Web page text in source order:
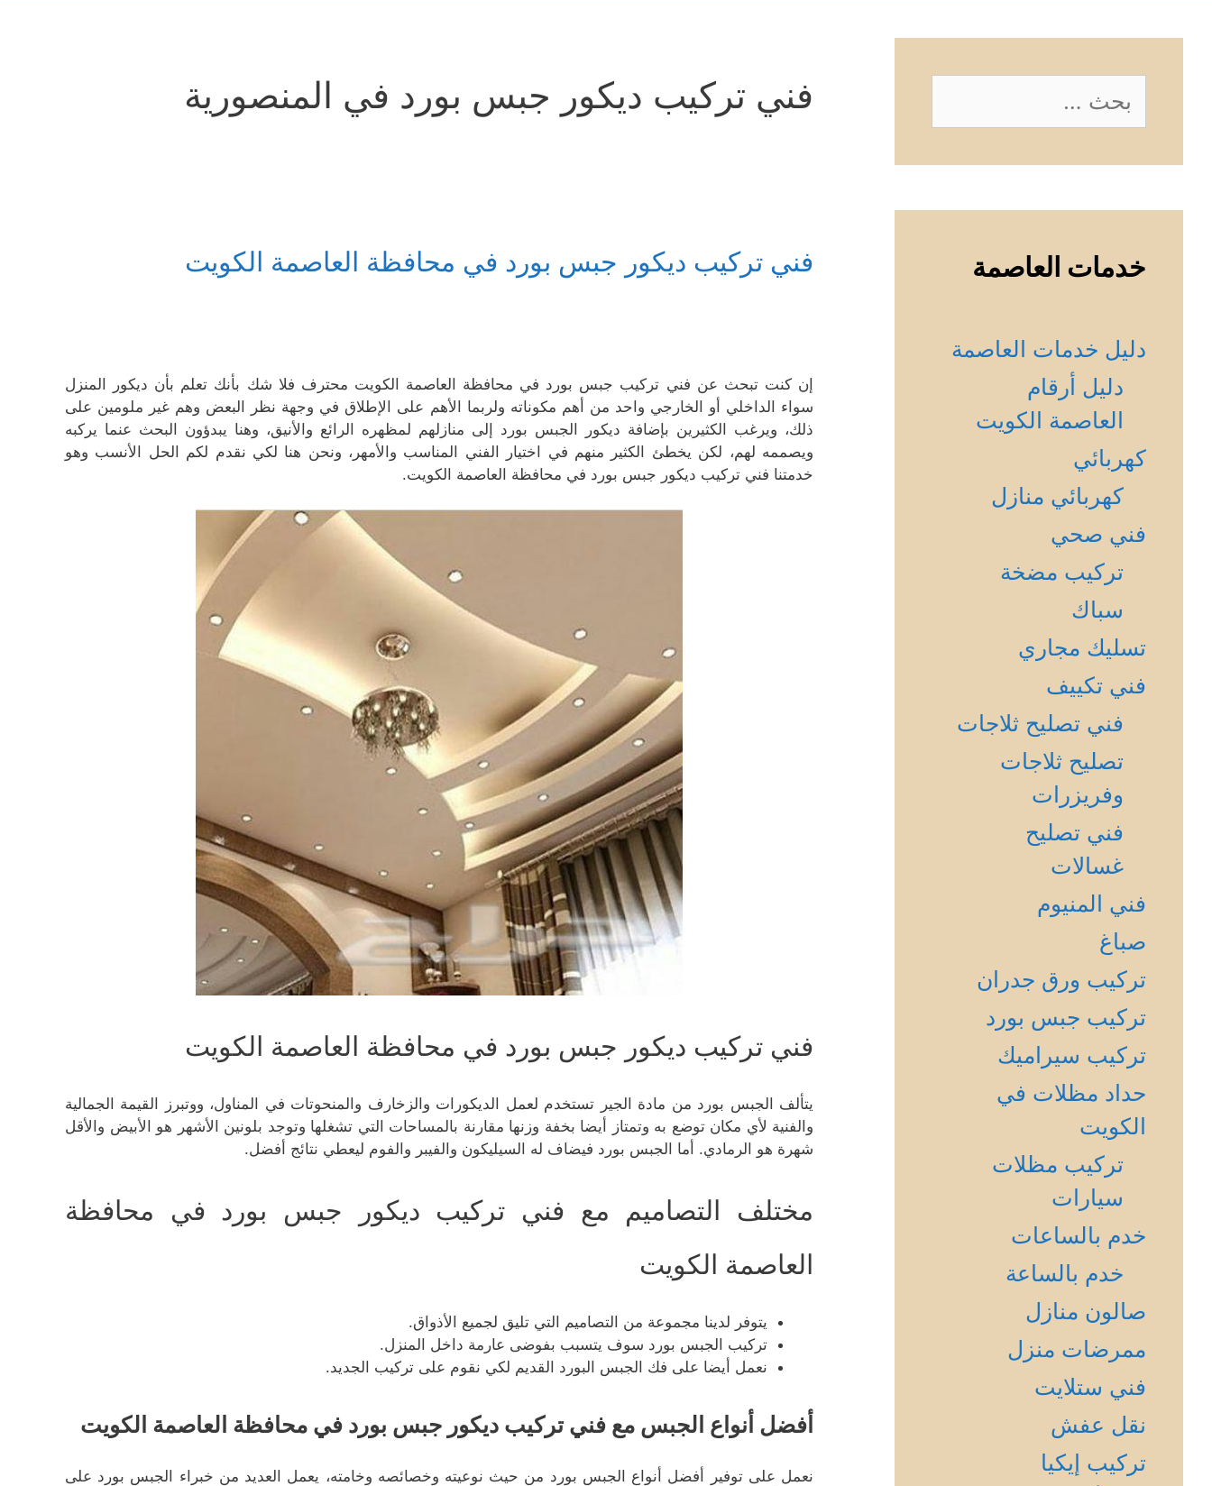
فني تركيب ديكور جبس بورد في المنصورية
فني تركيب ديكور جبس بورد في محافظة العاصمة الكويت
إن كنت تبحث عن فني تركيب جبس بورد في محافظة العاصمة الكويت محترف فلا شك بأنك تعلم بأن ديكور المنزل
سواء الداخلي أو الخارجي واحد من أهم مكوناته ولربما الأهم على الإطلاق في وجهة نظر البعض وهم غير ملومين على
ذلك، ويرغب الكثيرين بإضافة ديكور الجبس بورد إلى منازلهم لمظهره الرائع والأنيق، وهنا يبدؤون البحث عنما يركبه
ويصممه لهم، لكن يخطئ الكثير منهم في اختيار الفني المناسب والأمهر، ونحن هنا لكي نقدم لكم الحل الأنسب وهو
خدمتنا فني تركيب ديكور جبس بورد في محافظة العاصمة الكويت.
فني تركيب ديكور جبس بورد في محافظة العاصمة الكويت
يتألف الجبس بورد من مادة الجير تستخدم لعمل الديكورات والزخارف والمنحوتات في المناول، ووتبرز القيمة الجمالية
والفنية لأي مكان توضع به وتمتاز أيضا بخفة وزنها مقارنة بالمساحات التي تشغلها وتوجد بلونين الأشهر هو الأبيض والأقل
شهرة هو الرمادي. أما الجبس بورد فيضاف له السيليكون والفيبر والفوم ليعطي نتائج أفضل.
مختلف التصاميم مع فني تركيب ديكور جبس بورد في محافظة
العاصمة الكويت
يتوفر لدينا مجموعة من التصاميم التي تليق لجميع الأذواق.
تركيب الجبس بورد سوف يتسبب بفوضى عارمة داخل المنزل.
نعمل أيضا على فك الجبس البورد القديم لكي نقوم على تركيب الجديد.
أفضل أنواع الجبس مع فني تركيب ديكور جبس بورد في محافظة العاصمة الكويت
نعمل على توفير أفضل أنواع الجبس بورد من حيث نوعيته وخصائصه وخامته، يعمل العديد من خبراء الجبس بورد على
البحث
عن:
خدمات العاصمة
دليل خدمات العاصمة
دليل أرقام
العاصمة الكويت
كهربائي
كهربائي منازل
فني صحي
تركيب مضخة
سباك
تسليك مجاري
فني تكييف
فني تصليح ثلاجات
تصليح ثلاجات
وفريزرات
فني تصليح
غسالات
فني المنيوم
صباغ
تركيب ورق جدران
تركيب جبس بورد
تركيب سيراميك
حداد مظلات في
الكويت
تركيب مظلات
سيارات
خدم بالساعات
خدم بالساعة
صالون منازل
ممرضات منزل
فني ستلايت
نقل عفش
تركيب إيكيا